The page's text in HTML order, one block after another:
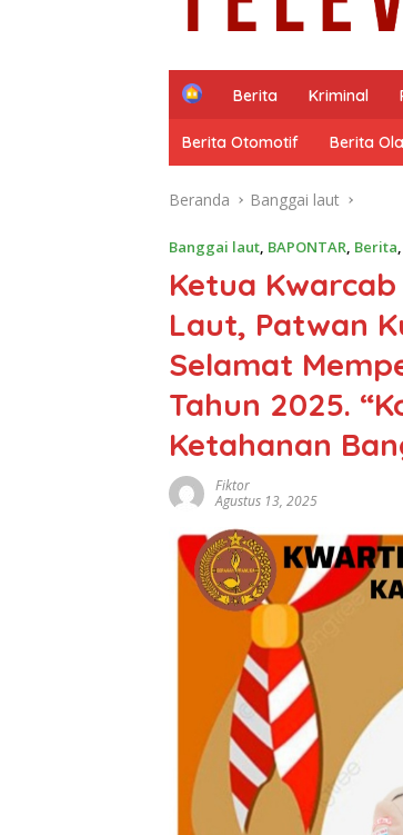
H
m
e
Berita Kriminal
Berita Otomotif Berita
Beranda Banggai laut
Banggai laut, BAPONTAR, Berita,
Ketua
Laut, Patwan
Selamat
Tahun 2025.
Ketahanan
Fiktor
Agustus 13, 2025